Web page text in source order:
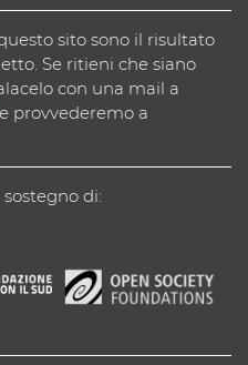
sito sono il risultato
Se ritieni che siano
con una mail a
e provvederemo a
di: